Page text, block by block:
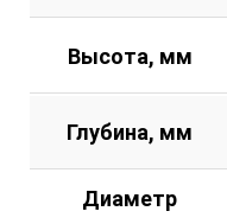
Высота, мм
Глубина, мм
Диаметр